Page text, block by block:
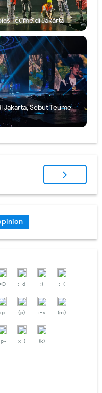
Teume di Jakarta
Jakarta, Sebut Teume
:-d ;( ;-(
:p (p) :-s (m)
x-) (k)